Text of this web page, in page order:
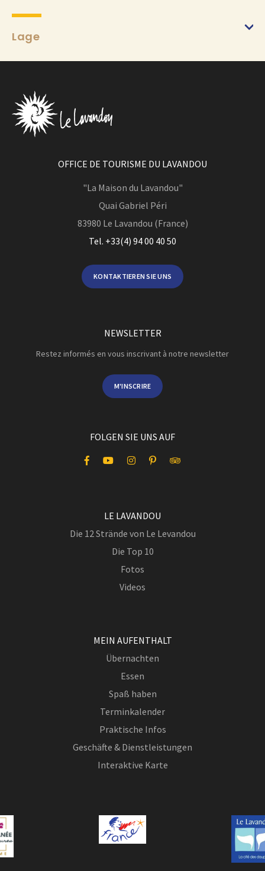
Lage
OFFICE DE TOURISME DU LAVANDOU
"La Maison du Lavandou"
Quai Gabriel Péri
83980 Le Lavandou (France)
Tel. +33(4) 94 00 40 50
KONTAKTIEREN SIE UNS
NEWSLETTER
Restez informés en vous inscrivant à notre newsletter
M'INSCRIRE
FOLGEN SIE UNS AUF
LE LAVANDOU
Die 12 Strände von Le Levandou
Die Top 10
Fotos
Videos
MEIN AUFENTHALT
Übernachten
Essen
Spaß haben
Terminkalender
Praktische Infos
Geschäfte & Dienstleistungen
Interaktive Karte